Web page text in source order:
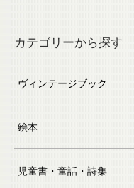
カテゴリーから探す
ヴィンテージブック
絵本
児童書・童話・詩集